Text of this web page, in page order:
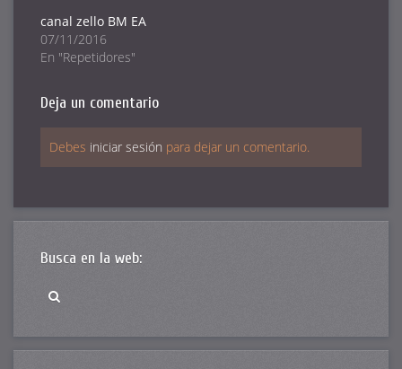
canal zello BM EA
07/11/2016
En "Repetidores"
Deja un comentario
Debes iniciar sesión para dejar un comentario.
Busca en la web: